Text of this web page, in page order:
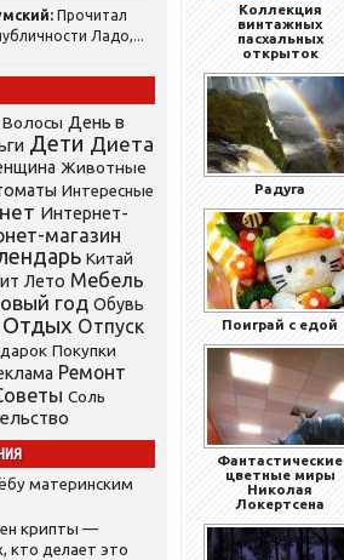
Прочитал
Ладо,...
Волосы День в
Дети Диета
Животные
Интересные
Интернет-
магазин
Китай
Лето Мебель
год Обувь
Отдых Отпуск
Покупки
Ремонт
Соль
материнским
крипты —
кто делает это
Коллекция
винтажных
пасхальных
открыток
Радуга
Поиграй с едой
Фантастические
цветные миры
Николая
Локертсена